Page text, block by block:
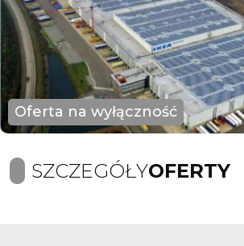
Oferta na wyłączność
SZCZEGÓŁYOFERTY